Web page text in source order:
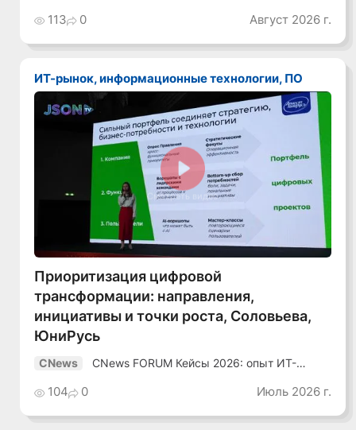
113 0 Август 2026 г.
ИТ-рынок, информационные технологии, ПО
Смотреть видео
Приоритизация цифровой
трансформации: направления,
инициативы и точки роста, Соловьева,
ЮниРусь
CNews
CNews FORUM Кейсы 2026: опыт ИТ-
104 0 Июль 2026 г.